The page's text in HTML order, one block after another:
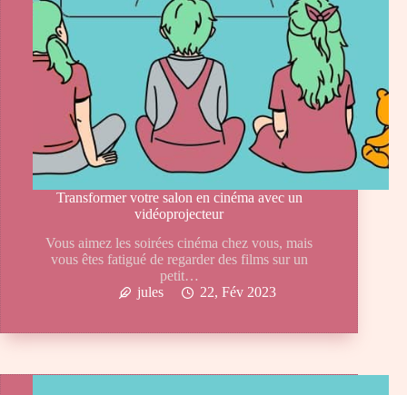
Transformer votre salon en cinéma avec un
vidéoprojecteur
Vous aimez les soirées cinéma chez vous, mais
vous êtes fatigué de regarder des films sur un
petit…
jules
22, Fév 2023